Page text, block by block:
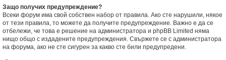
Защо получих предупреждение?
Всеки форум има свой собствен набор от правила. Ако сте нарушили, някое
от тези правила, то можете да получите предупреждение. Важно е да се
отбележи, че това е решение на администратора и phpBB Limited няма
нищо общо с издадените предупреждения. Свържете се с администратора
на форума, ако не сте сигурен за какво сте били предупредени.